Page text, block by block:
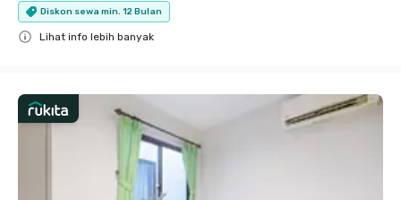
Diskon sewa min. 12 Bulan
Lihat info lebih banyak